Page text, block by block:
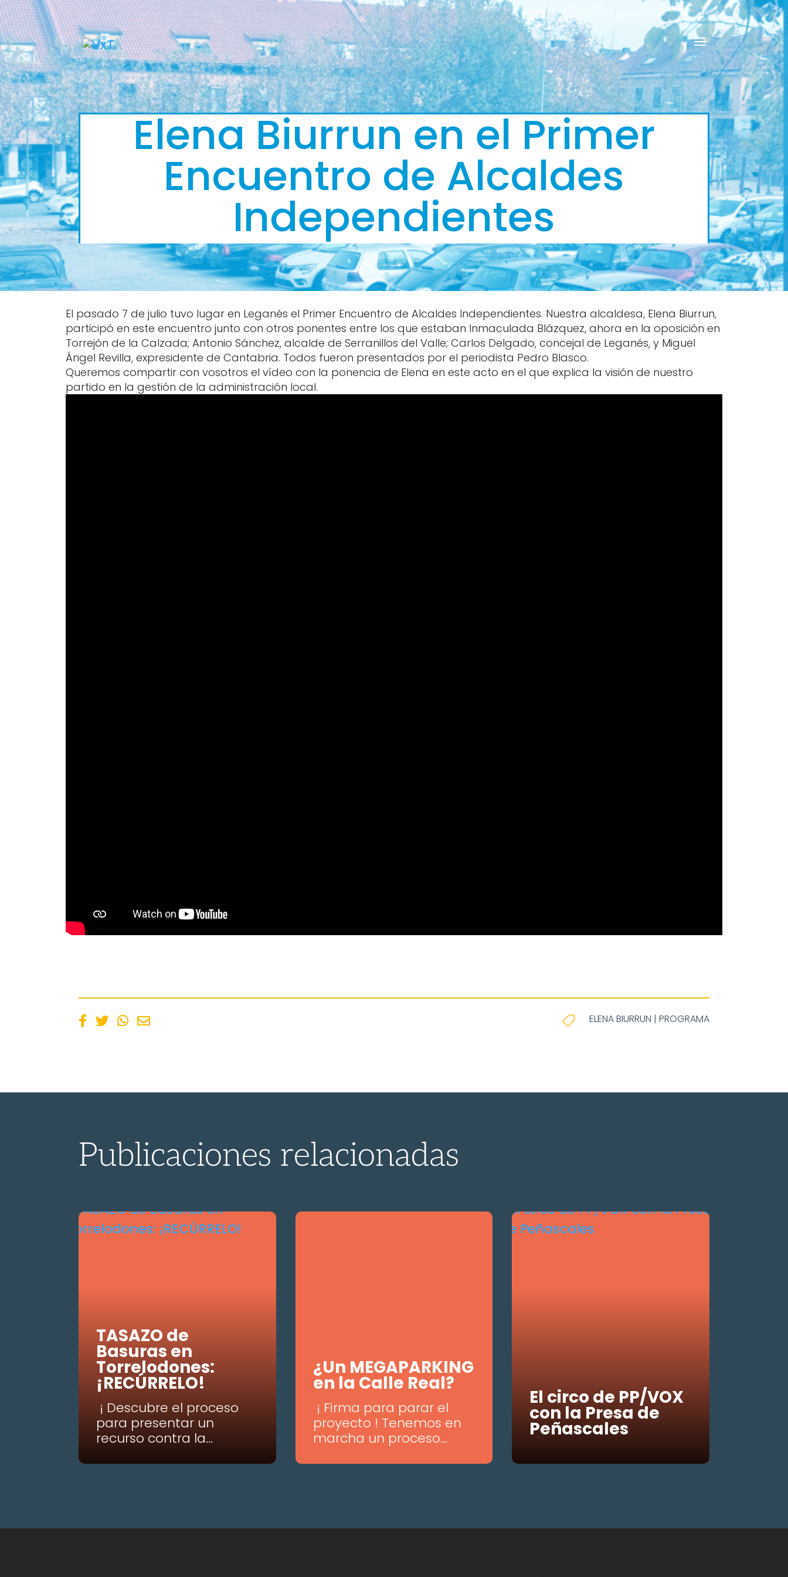
Elena Biurrun en el Primer
Encuentro de Alcaldes
Independientes
El pasado 7 de julio tuvo lugar en Leganés el Primer Encuentro de Alcaldes Independientes. Nuestra alcaldesa, Elena Biurrun,
participó en este encuentro junto con otros ponentes entre los que estaban Inmaculada Blázquez, ahora en la oposición en
Torrejón de la Calzada; Antonio Sánchez, alcalde de Serranillos del Valle; Carlos Delgado, concejal de Leganés, y Miguel
Ángel Revilla, expresidente de Cantabria. Todos fueron presentados por el periodista Pedro Blasco.
Queremos compartir con vosotros el vídeo con la ponencia de Elena en este acto en el que explica la visión de nuestro
partido en la gestión de la administración local.
 ELENA BIURRUN | PROGRAMA
Publicaciones relacionadas
TASAZO de
Basuras en
Torrelodones:
¡RECÚRRELO!
¡ Descubre el proceso
para presentar un
recurso contra la...
¿Un MEGAPARKING
en la Calle Real?
¡ Firma para parar el
proyecto ! Tenemos en
marcha un proceso...
El circo de PP/VOX
con la Presa de
Peñascales